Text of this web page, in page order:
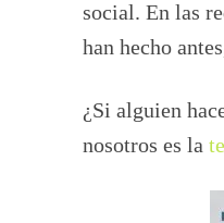
social. En las
han hecho
¿Si alguien
nosotros es la